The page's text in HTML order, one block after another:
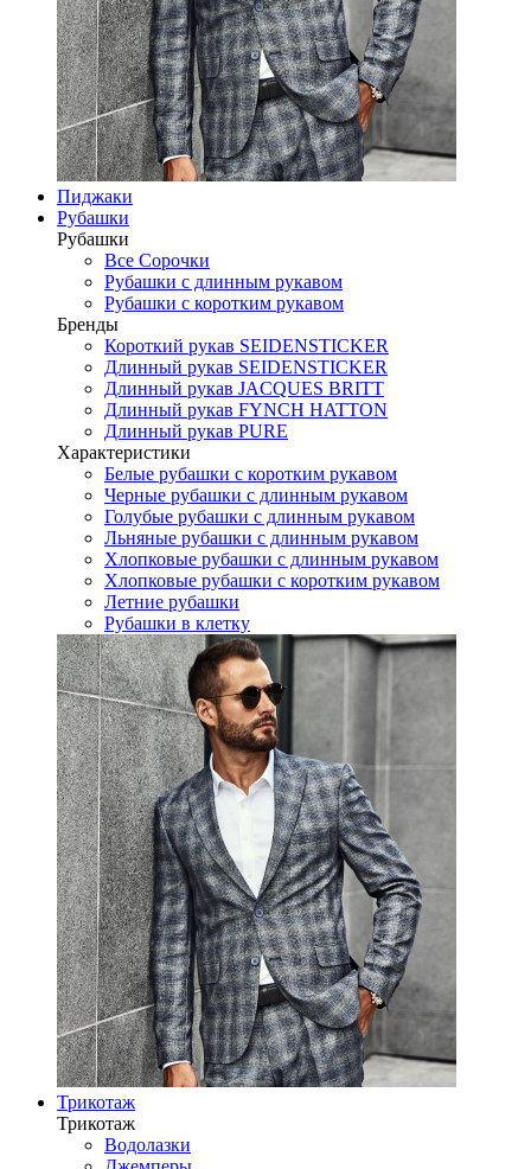
Пиджаки
Рубашки
Рубашки
Все Сорочки
Рубашки с длинным рукавом
Рубашки с коротким рукавом
Бренды
Короткий рукав SEIDENSTICKER
Длинный рукав SEIDENSTICKER
Длинный рукав JAСQUES BRITT
Длинный рукав FYNCH HATTON
Длинный рукав PURE
Характеристики
Белые рубашки с коротким рукавом
Черные рубашки с длинным рукавом
Голубые рубашки с длинным рукавом
Льняные рубашки с длинным рукавом
Хлопковые рубашки с длинным рукавом
Хлопковые рубашки с коротким рукавом
Летние рубашки
Рубашки в клетку
Трикотаж
Трикотаж
Водолазки